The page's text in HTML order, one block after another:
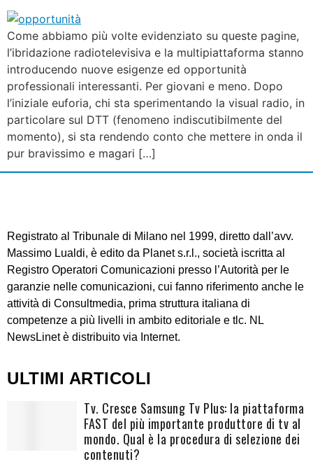
Come abbiamo più volte evidenziato su queste pagine,
l’ibridazione radiotelevisiva e la multipiattaforma stanno
introducendo nuove esigenze ed opportunità
professionali interessanti. Per giovani e meno. Dopo
l’iniziale euforia, chi sta sperimentando la visual radio, in
particolare sul DTT (fenomeno indiscutibilmente del
momento), si sta rendendo conto che mettere in onda il
pur bravissimo e magari […]
Registrato al Tribunale di Milano nel 1999, diretto dall’avv.
Massimo Lualdi, è edito da Planet s.r.l., società iscritta al
Registro Operatori Comunicazioni presso l’Autorità per le
garanzie nelle comunicazioni, cui fanno riferimento anche le
attività di Consultmedia, prima struttura italiana di
competenze a più livelli in ambito editoriale e tlc. NL
NewsLinet è distribuito via Internet.
ULTIMI ARTICOLI
Tv. Cresce Samsung Tv Plus: la piattaforma
FAST del più importante produttore di tv al
mondo. Qual è la procedura di selezione dei
contenuti?